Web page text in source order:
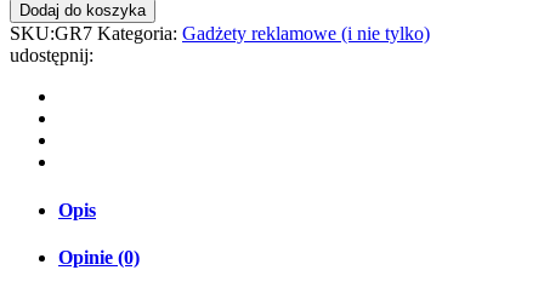
Dodaj do koszyka
SKU:GR7 Kategoria: Gadżety reklamowe (i nie tylko)
udostępnij:
Opis
Opinie (0)